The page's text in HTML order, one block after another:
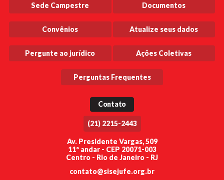
Sede Campestre Documentos
Convênios Atualize seus dados
Pergunte ao jurídico Ações Coletivas
Perguntas Frequentes
Contato
(21) 2215-2443
Av. Presidente Vargas, 509
11º andar - CEP 20071-003
Centro - Rio de Janeiro - RJ
contato@sisejufe.org.br